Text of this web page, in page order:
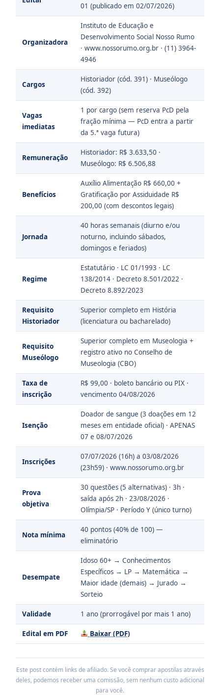
01 (publicado em 02/07/2026)
Organizadora
Instituto de Educação e
Desenvolvimento Social Nosso Rumo
· www.nossorumo.org.br · (11) 3964-
4946
Cargos
Historiador (cód. 391) · Museólogo
(cód. 392)
Vagas
imediatas
1 por cargo (sem reserva PcD pela
fração mínima — PcD entra a partir
da 5.ª vaga futura)
Remuneração
Historiador: R$ 3.633,50 ·
Museólogo: R$ 6.506,88
Benefícios
Auxílio Alimentação R$ 660,00 +
Gratificação por Assiduidade R$
200,00 (com descontos legais)
Jornada
40 horas semanais (diurno e/ou
noturno, incluindo sábados,
domingos e feriados)
Regime
Estatutário · LC 01/1993 · LC
138/2014 · Decreto 8.501/2022 ·
Decreto 8.892/2023
Requisito
Historiador
Superior completo em História
(licenciatura ou bacharelado)
Requisito
Museólogo
Superior completo em Museologia +
registro ativo no Conselho de
Museologia (CBO)
Taxa de
inscrição
R$ 99,00 · boleto bancário ou PIX ·
vencimento 04/08/2026
Isenção
Doador de sangue (3 doações em 12
meses em entidade oficial) · APENAS
07 e 08/07/2026
Inscrições
07/07/2026 (16h) a 03/08/2026
(23h59) · www.nossorumo.org.br
Prova
objetiva
30 questões (5 alternativas) · 3h ·
saída após 2h · 23/08/2026 ·
Olímpia/SP · Período Y (único turno)
Nota mínima
40 pontos (40% de 100) —
eliminatório
Desempate
Idoso 60+ → Conhecimentos
Específicos → LP → Matemática →
Maior idade (demais) → Jurado →
Sorteio
Validade 1 ano (prorrogável por mais 1 ano)
Edital em PDF Baixar (PDF)
Este post contém links de afiliado. Se você comprar apostilas através
deles, podemos receber uma comissão, sem nenhum custo adicional
para você.